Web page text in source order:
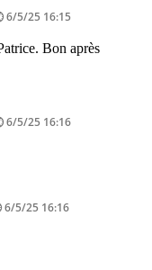
6/5/25 16:15
Bon après
6/5/25 16:16
6/5/25 16:16